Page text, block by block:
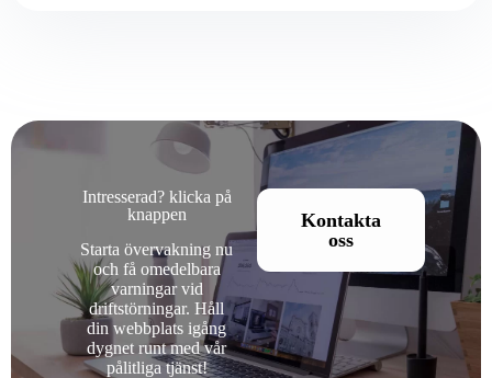
Intresserad? klicka på
knappen
Starta övervakning nu
och få omedelbara
varningar vid
driftstörningar. Håll
din webbplats igång
dygnet runt med vår
pålitliga tjänst!
Kontakta
oss